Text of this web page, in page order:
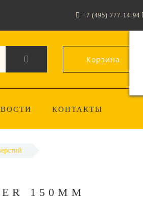
+7 (495) 777-14-94
Корзина
КОНТАКТЫ
150ММ